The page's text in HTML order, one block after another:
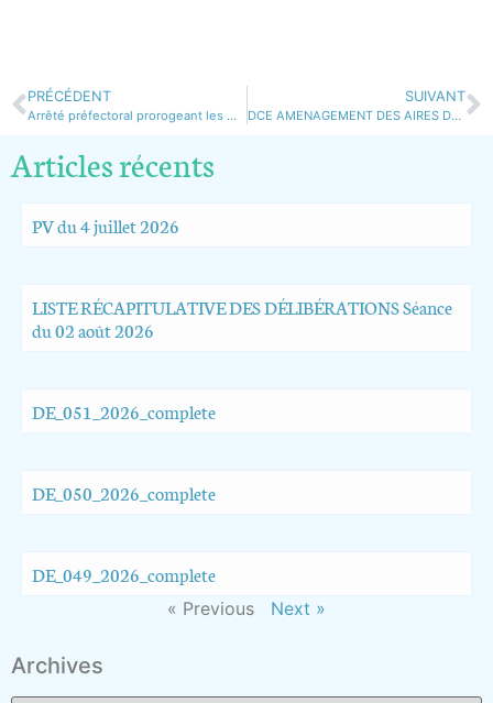
PRÉCÉDENT
Arrêté préfectoral prorogeant les mesures de port du masque
SUIVANT
DCE AMENAGEMENT DES AIRES DE JEUX THORAME-BASSE ET CHATEAU-GARNIER
Articles récents
PV du 4 juillet 2026
LISTE RÉCAPITULATIVE DES DÉLIBÉRATIONS Séance
du 02 août 2026
DE_051_2026_complete
DE_050_2026_complete
DE_049_2026_complete
« Previous Next »
Archives